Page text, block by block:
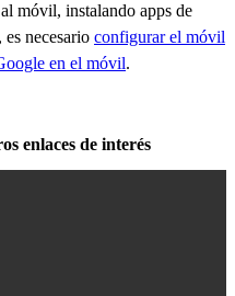
móvil, instalando apps de
necesario configurar el móvil
en el móvil.
enlaces de interés